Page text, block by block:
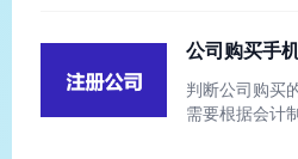
启用新版报表
新增必填项目
息”部分增加“
目，发生相关
公司购买手
判断公司购买
需要根据会计
用目的来确